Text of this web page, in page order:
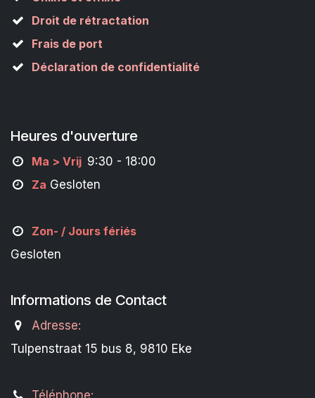
Droit de rétractation
Frais de port
Déclaration de confidentialité
Heures d'ouverture
Ma > Vrij 9:30 - 18:00
Za Gesloten
Zon- / Jours fériés
Gesloten
Informations de Contact
Adresse:
Tulpenstraat 15 bus 8, 9810 Eke
Téléphone: